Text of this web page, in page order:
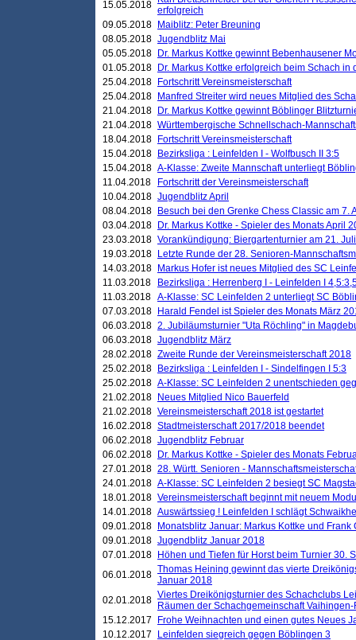
15.05.2018 erfolgreich
09.05.2018
Maiblitz: Peter Breuning
08.05.2018 Jugendblitz Mai
05.05.2018
Dr. Markus Kottke gewinnt Bebenhausener
01.05.2018
Dr. Markus Kottke erfolgreich beim Schach
25.04.2018
Fortschritt Vereinsmeisterschaft
25.04.2018
Manfred Streiter wird neues Mitglied des
21.04.2018
Dr. Markus Kottke gewinnt Böblinger
21.04.2018 Württembergische Schnellschach-
18.04.2018
Fortschritt Vereinsmeisterschaft
15.04.2018
Bezirksliga : Leinfelden I - Wolfbusch II 3:5
15.04.2018 A-Klasse: Zweite Mannschaft unterliegt
11.04.2018
Fortschritt der Vereinsmeisterschaft
10.04.2018 Jugendblitz April
08.04.2018
Besuch bei den Grenke Chess Classic am 7.
03.04.2018
Dr. Markus Kottke - Spieler des Monats April
23.03.2018 Vorankündigung: Biergartenturnier am 21.
19.03.2018
Letzte Runde der 28. Senioren-
14.03.2018
Markus Hofer ist neues Mitglied des SC
11.03.2018
Bezirksliga : Herrenberg I - Leinfelden I
11.03.2018 A-Klasse: SC Leinfelden 2 unterliegt SC
07.03.2018
Harald Fendel ist Spieler des Monats März
06.03.2018 2. Jubiläumsturnier "Uta Röchling" in
06.03.2018 Jugendblitz März
28.02.2018 Zweite Runde der Vereinsmeisterschaft 2018
25.02.2018
Bezirksliga : Leinfelden I - Sindelfingen I 5:3
25.02.2018 A-Klasse: SC Leinfelden 2 unentschieden
21.02.2018
Neues Mitglied Nico Bauerfeld
21.02.2018 Vereinsmeisterschaft 2018 ist gestartet
16.02.2018 Stadtmeisterschaft 2017/2018 beendet
06.02.2018 Jugendblitz Februar
06.02.2018
Dr. Markus Kottke - Spieler des Monats
27.01.2018 28. Württ. Senioren -
24.01.2018 A-Klasse: SC Leinfelden 2 besiegt SC
18.01.2018 Vereinsmeisterschaft beginnt mit neuem
14.01.2018 Auswärtssieg ! Leinfelden I schlägt
09.01.2018
Monatsblitz Januar: Markus Kottke und
09.01.2018 Jugendblitz Januar 2018
07.01.2018
Höhen und Tiefen für Horst beim Turnier 30.
06.01.2018 Thomas Heining gewinnt das vierte
Januar 2018
02.01.2018 Viertes Dreikönigsturnier des Schachclubs
Räumen der Schachgemeinschaft
15.12.2017
Frohe Weihnachten und einen gutes Neues
10.12.2017
Leinfelden siegreich gegen Böblingen 3